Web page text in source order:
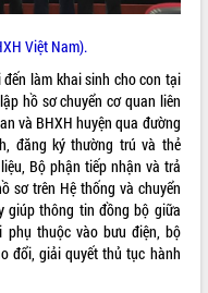
Việt Nam).
làm khai sinh cho con tại
hồ sơ chuyển cơ quan liên
và BHXH huyện qua đường
đăng ký thường trú và thẻ
Bộ phận tiếp nhận và trả
sơ trên Hệ thống và chuyển
giúp thông tin đồng bộ giữa
thuộc vào bưu điện, bộ
đổi, giải quyết thủ tục hành